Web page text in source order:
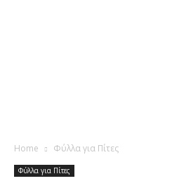
Home Φύλλα για Πίτες
Φύλλα για Πίτες